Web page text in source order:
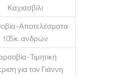
Καχιασβίλι
Αποτελέσματα
105κ. ανδρών
Τιμητική
για τον Γιάννη